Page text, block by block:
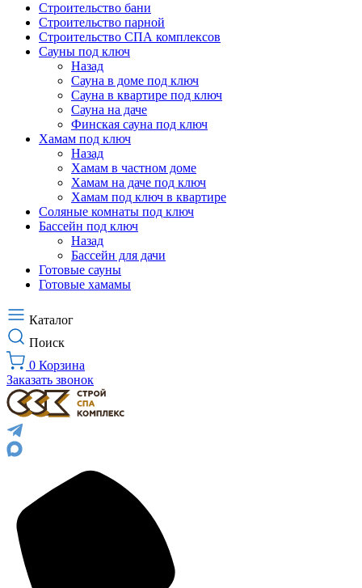
Строительство бани
Строительство парной
Строительство СПА комплексов
Сауны под ключ
Назад
Сауна в доме под ключ
Сауна в квартире под ключ
Сауна на даче
Финская сауна под ключ
Хамам под ключ
Назад
Хамам в частном доме
Хамам на даче под ключ
Хамам под ключ в квартире
Соляные комнаты под ключ
Бассейн под ключ
Назад
Бассейн для дачи
Готовые сауны
Готовые хамамы
Каталог
Поиск
0 Корзина
Заказать звонок